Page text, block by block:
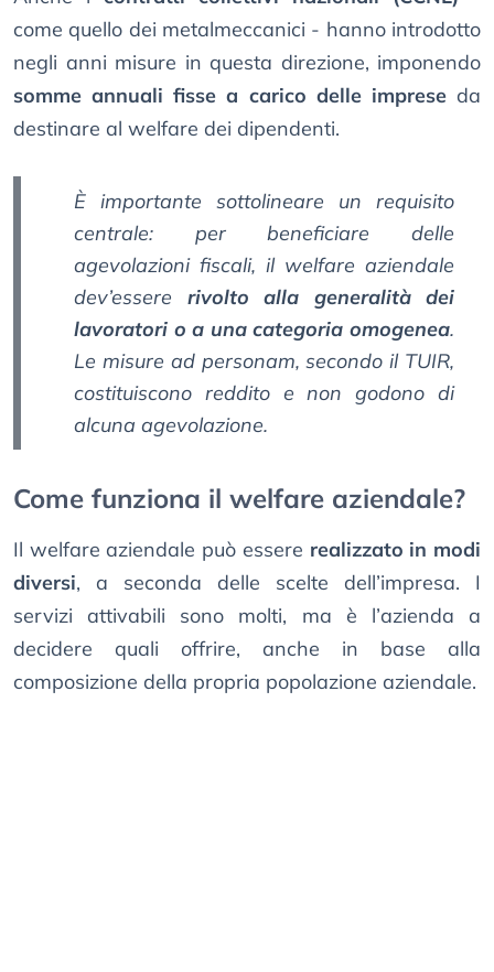
come quello dei metalmeccanici - hanno introdotto
negli anni misure in questa direzione, imponendo
somme annuali fisse a carico delle impreseda
destinare al welfare dei dipendenti.
È importante sottolineare un requisito
centrale: per beneficiare delle
agevolazioni fiscali, il welfare aziendale
dev’essere rivolto alla generalità dei
lavoratori o a una categoria omogenea.
Le misure ad personam, secondo il TUIR,
costituiscono reddito e non godono di
alcuna agevolazione.
Come funziona il welfare aziendale?
Il welfare aziendale può essere realizzato in modi
diversi, a seconda delle scelte dell’impresa. I
servizi attivabili sono molti, ma è l’azienda a
decidere quali offrire, anche in base alla
composizione della propria popolazione aziendale.